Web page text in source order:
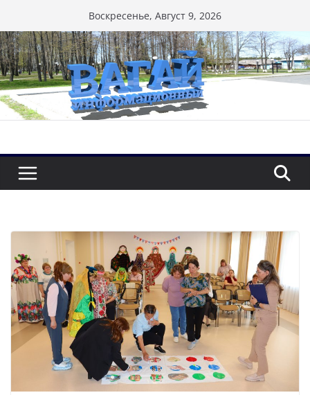
к
содержимому
Воскресенье, Август 9, 2026